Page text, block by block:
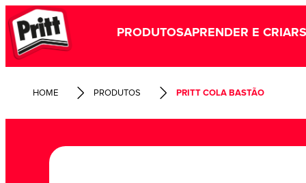
PRODUTOSAPRENDER E CRIAR
HOME PRODUTOS PRITT COLA BASTÃO